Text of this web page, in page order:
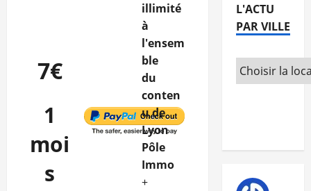
7€
1
moi
s
illimité
à
l'ensem
ble
du
conten
u de
Lyon
Pôle
Immo
+
L'ACTU
PAR VILLE